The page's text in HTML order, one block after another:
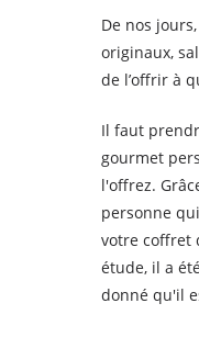
De nos
originaux,
de l’offrir à
Il faut
gourmet
l'offrez.
personne
votre coffret
étude, il a
donné qu'il